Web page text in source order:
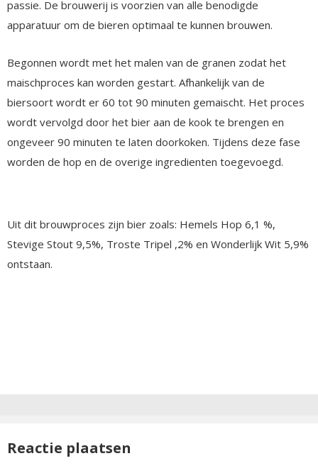
passie. De brouwerij is voorzien van alle benodigde
apparatuur om de bieren optimaal te kunnen brouwen.
Begonnen wordt met het malen van de granen zodat het
maischproces kan worden gestart. Afhankelijk van de
biersoort wordt er 60 tot 90 minuten gemaischt. Het proces
wordt vervolgd door het bier aan de kook te brengen en
ongeveer 90 minuten te laten doorkoken. Tijdens deze fase
worden de hop en de overige ingredienten toegevoegd.
Uit dit brouwproces zijn bier zoals: Hemels Hop 6,1 %,
Stevige Stout 9,5%, Troste Tripel ,2% en Wonderlijk Wit 5,9%
ontstaan.
Reactie plaatsen